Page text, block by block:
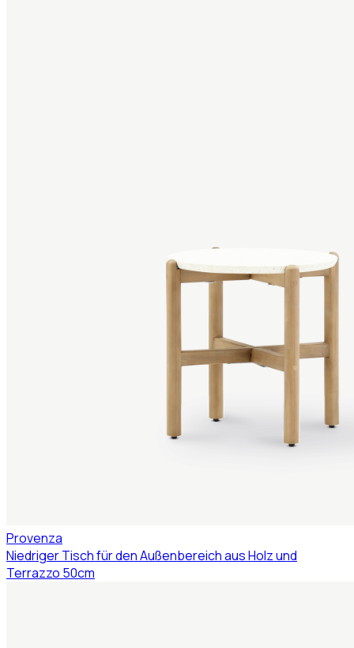
Provenza
Niedriger Tisch für den Außenbereich aus Holz und
Terrazzo 50cm